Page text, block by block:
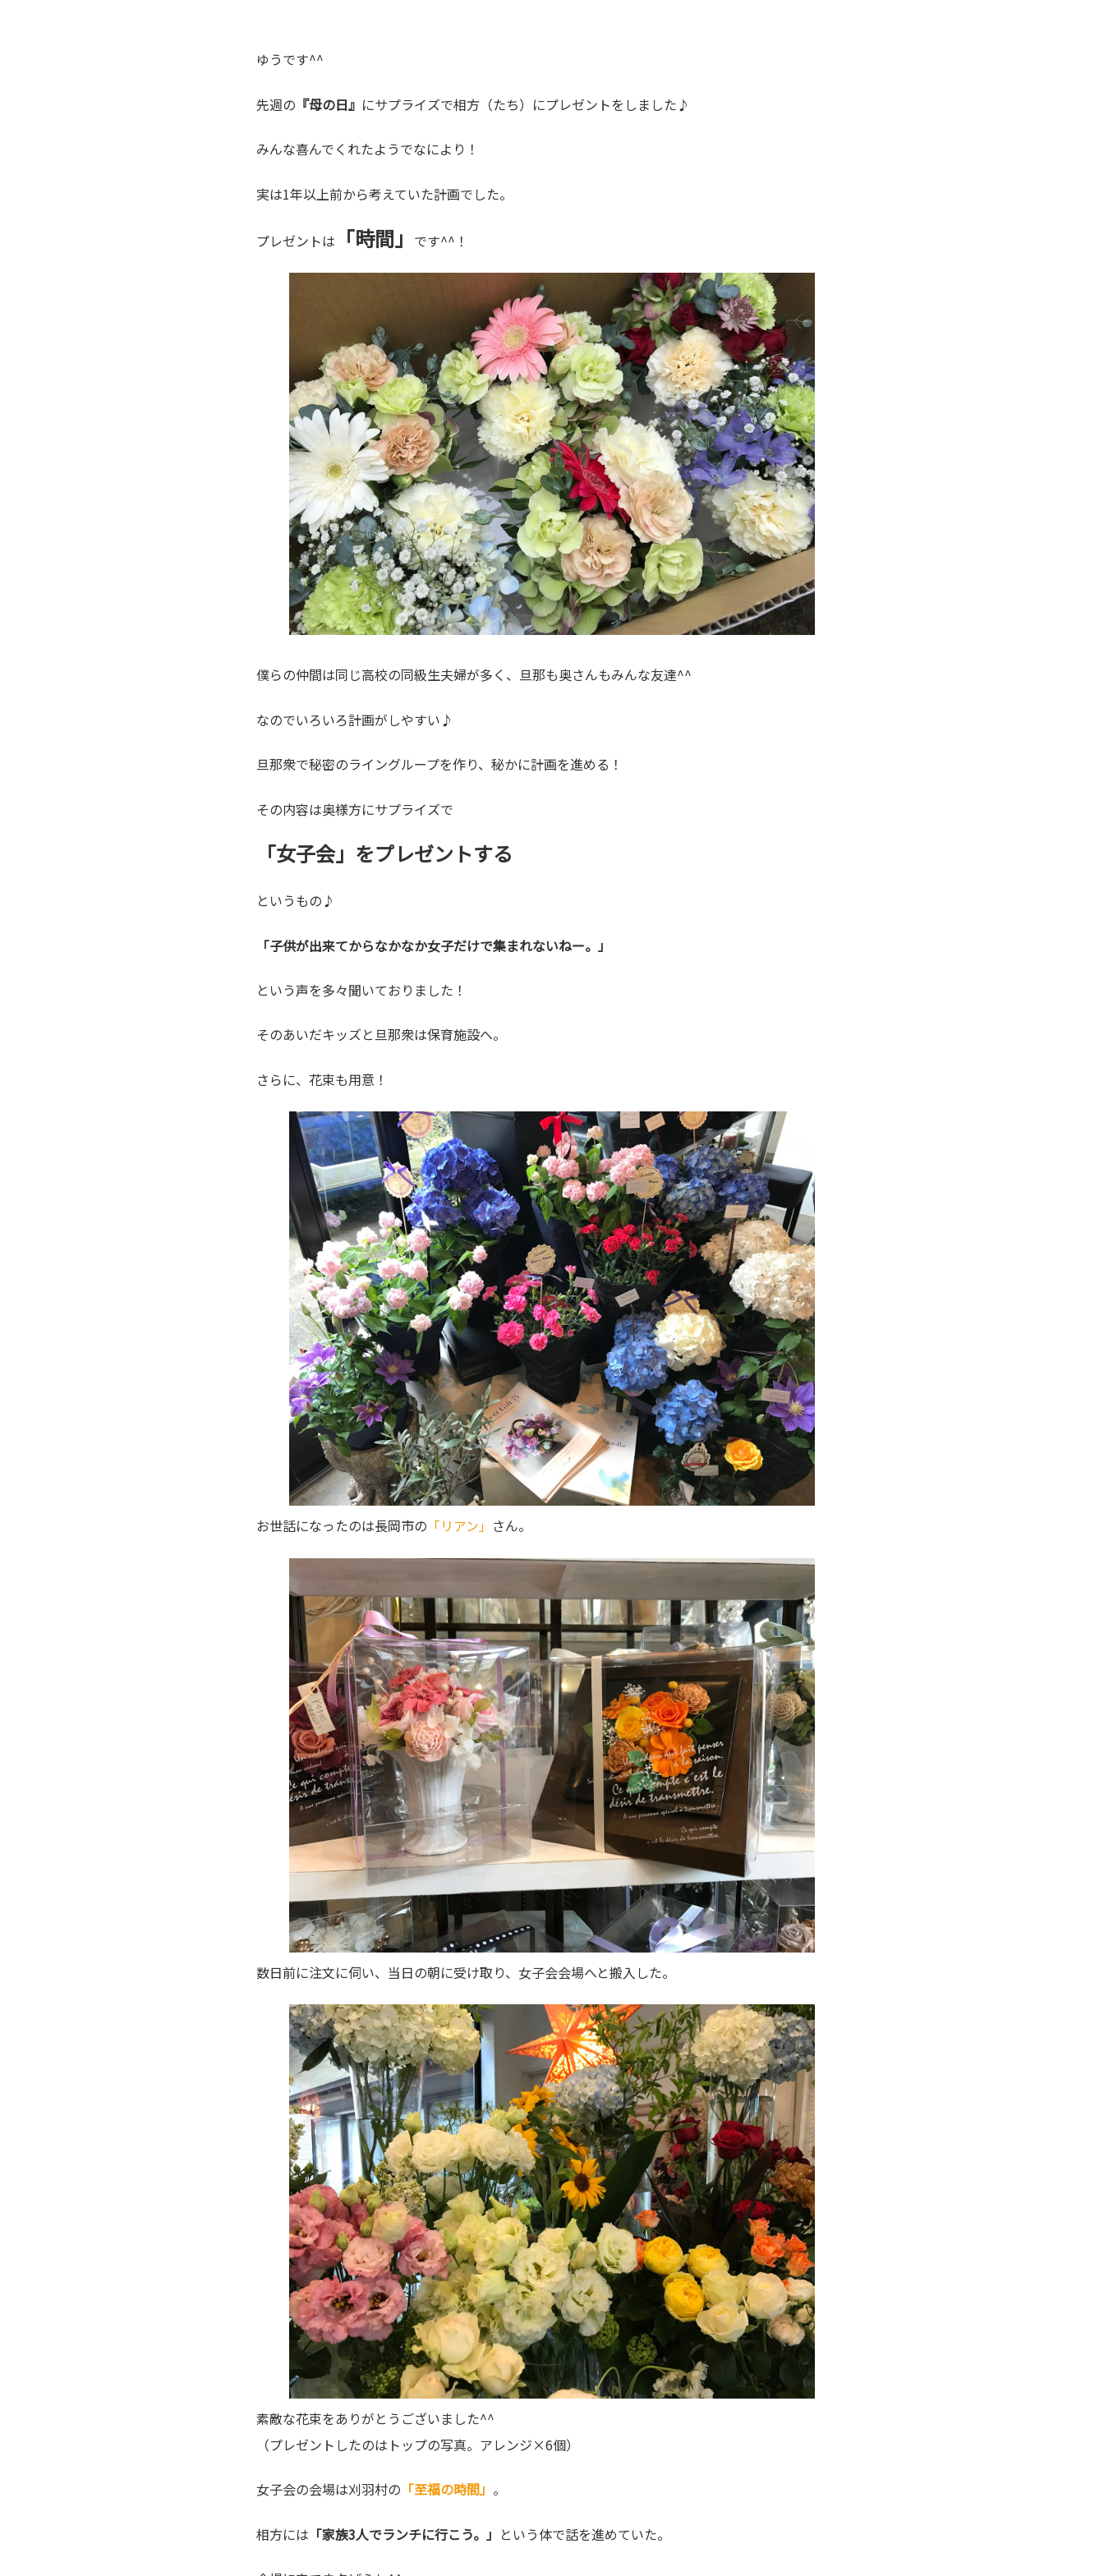
ゆうです^^
先週の 『母の日』 にサプライズで相方（たち）にプレゼントをしました♪
みんな喜んでくれたようでなにより！
実は1年以上前から考えていた計画でした。
プレゼントは 「時間」 です^^！
僕らの仲間は同じ高校の同級生夫婦が多く、旦那も奥さんもみんな友達^^
なのでいろいろ計画がしやすい♪
旦那衆で秘密のライングループを作り、秘かに計画を進める！
その内容は奥様方にサプライズで
「女子会」をプレゼントする
というもの♪
「子供が出来てからなかなか女子だけで集まれないねー。」
という声を多々聞いておりました！
そのあいだキッズと旦那衆は保育施設へ。
さらに、花束も用意！
お世話になったのは長岡市の 「リアン」 さん。
数日前に注文に伺い、当日の朝に受け取り、女子会会場へと搬入した。
素敵な花束をありがとうございました^^
（プレゼントしたのはトップの写真。アレンジ×6個）
女子会の会場は刈羽村の 「至福の時間」 。
相方には 「家族3人でランチに行こう。」 という体で話を進めていた。